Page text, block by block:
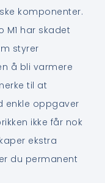
komponenter.
M1 har skadet
styrer
å bli varmere
til at
enkle oppgaver
ikke får nok
ekstra
du permanent